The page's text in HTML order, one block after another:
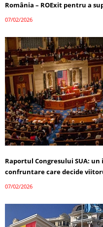
România – ROExit pentru a
07/02/2026
Raportul Congresului SUA:
confruntare care decide
07/02/2026